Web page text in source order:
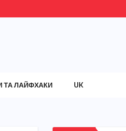
ТА ЛАЙФХАКИ UK